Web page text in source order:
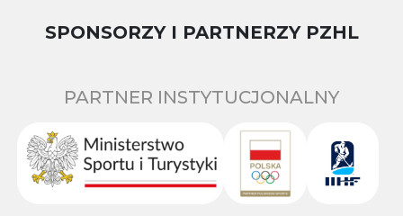
SPONSORZY I PARTNERZY PZHL
PARTNER INSTYTUCJONALNY